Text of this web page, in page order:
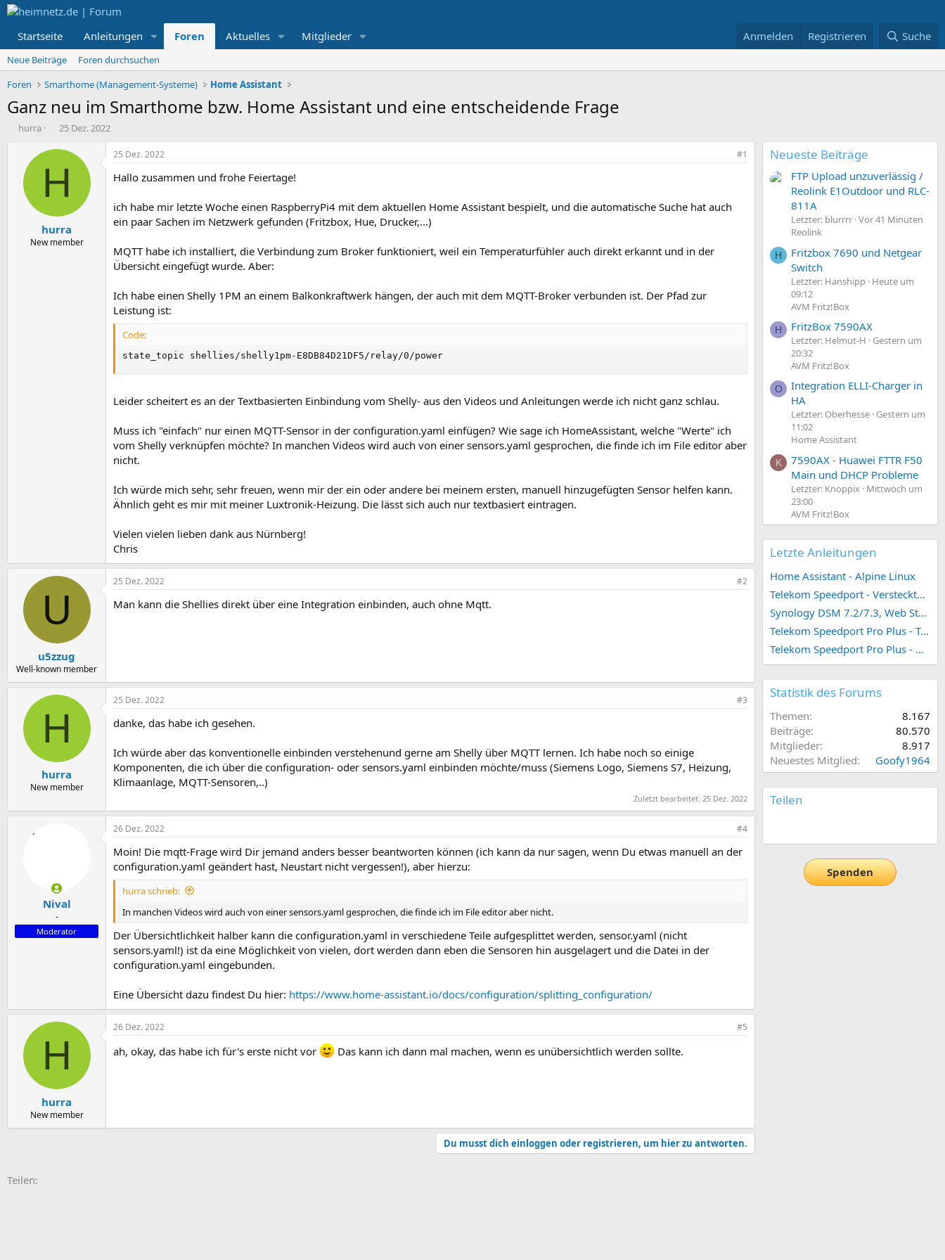
Startseite Anleitungen Foren Aktuelles Mitglieder Anmelden Registrieren Suche
Neue Beiträge
Foren durchsuchen
Foren
Smarthome (Management-Systeme) Home Assistant
Ganz neu im Smarthome bzw. Home Assistant und eine entscheidende Frage
E
hurra
E
s
e
t
a
m
25 Dez. 2022
H
hurra
New member
25 Dez. 2022 #1
Hallo zusammen und frohe Feiertage!
ich habe mir letzte Woche einen RaspberryPi4 mit dem aktuellen Home Assistant bespielt, und die automatische Suche hat auch
ein paar Sachen im Netzwerk gefunden (Fritzbox, Hue, Drucker,...)
MQTT habe ich installiert, die Verbindung zum Broker funktioniert, weil ein Temperaturfühler auch direkt erkannt und in der
Übersicht eingefügt wurde. Aber:
Ich habe einen Shelly 1PM an einem Balkonkraftwerk hängen, der auch mit dem MQTT-Broker verbunden ist. Der Pfad zur
Leistung ist:
Code:
state_topic shellies/shelly1pm-E8DB84D21DF5/relay/0/power
Leider scheitert es an der Textbasierten Einbindung vom Shelly- aus den Videos und Anleitungen werde ich nicht ganz schlau.
Muss ich "einfach" nur einen MQTT-Sensor in der configuration.yaml einfügen? Wie sage ich HomeAssistant, welche "Werte" ich
vom Shelly verknüpfen möchte? In manchen Videos wird auch von einer sensors.yaml gesprochen, die finde ich im File editor aber
nicht.
Ich würde mich sehr, sehr freuen, wenn mir der ein oder andere bei meinem ersten, manuell hinzugefügten Sensor helfen kann.
Ähnlich geht es mir mit meiner Luxtronik-Heizung. Die lässt sich auch nur textbasiert eintragen.
Vielen vielen lieben dank aus Nürnberg!
Chris
U
u5zzug
Well-known member
25 Dez. 2022 #2
Man kann die Shellies direkt über eine Integration einbinden, auch ohne Mqtt.
H
hurra
New member
25 Dez. 2022 #3
danke, das habe ich gesehen.
Ich würde aber das konventionelle einbinden verstehenund gerne am Shelly über MQTT lernen. Ich habe noch so einige
Komponenten, die ich über die configuration- oder sensors.yaml einbinden möchte/muss (Siemens Logo, Siemens S7, Heizung,
Klimaanlage, MQTT-Sensoren,..)
Zuletzt bearbeitet: 25 Dez. 2022
Nival
-
Moderator
26 Dez. 2022 #4
Moin! Die mqtt-Frage wird Dir jemand anders besser beantworten können (ich kann da nur sagen, wenn Du etwas manuell an der
configuration.yaml geändert hast, Neustart nicht vergessen!), aber hierzu:
hurra schrieb:
In manchen Videos wird auch von einer sensors.yaml gesprochen, die finde ich im File editor aber nicht.
Der Übersichtlichkeit halber kann die configuration.yaml in verschiedene Teile aufgesplittet werden, sensor.yaml (nicht
sensors.yaml!) ist da eine Möglichkeit von vielen, dort werden dann eben die Sensoren hin ausgelagert und die Datei in der
configuration.yaml eingebunden.
Eine Übersicht dazu findest Du hier: https://www.home-assistant.io/docs/configuration/splitting_configuration/
H
hurra
New member
26 Dez. 2022 #5
ah, okay, das habe ich für's erste nicht vor Das kann ich dann mal machen, wenn es unübersichtlich werden sollte.
Du musst dich einloggen oder registrieren, um hier zu antworten.
Teilen:
Neueste Beiträge
FTP Upload unzuverlässig /
Reolink E1Outdoor und RLC-
811A
Letzter: blurrrr Vor 41 Minuten
Reolink
H
Fritzbox 7690 und Netgear
Switch
Letzter: Hanshipp Heute um
09:12
AVM Fritz!Box
H FritzBox 7590AX
Letzter: Helmut-H
Gestern um
20:32
AVM Fritz!Box
O
Integration ELLI-Charger in
HA
Letzter: Oberhesse Gestern um
11:02
Home Assistant
K
7590AX - Huawei FTTR F50
Main und DHCP Probleme
Letzter: Knoppix
Mittwoch um
23:00
AVM Fritz!Box
Letzte Anleitungen
Home Assistant - Alpine Linux
Telekom Speedport - Versteckte Konfigurationen
Synology DSM 7.2/7.3, Web Station 4, Webdienst und Webportal erstellen (ehemals vHost)
Telekom Speedport Pro Plus - Telefonie einrichten
Telekom Speedport Pro Plus - Netzwerk einrichten
Statistik des Forums
Themen
8.167
Beiträge
80.570
Mitglieder
8.917
Neuestes Mitglied
Goofy1964
Teilen
Spenden